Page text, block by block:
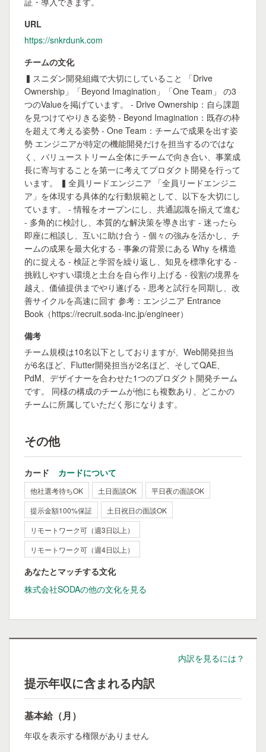
URL
https://snkrdunk.com
チームの文化
▍スニダン開発組織で大切にしていること 「Drive
Ownership」「Beyond Imagination」「One Team」 の3
つのValueを掲げています。 - Drive Ownership：自ら課題
を見つけてやりきる姿勢 - Beyond Imagination：既存の枠
を超えて考える姿勢 - One Team：チームで成果を出す姿
勢 エンジニアが特定の機能開発だけを担当するのではな
く、バリューストリーム全体にチームで向き合い、事業成
長に寄与することを第一に考えてプロダクト開発を行って
います。 ▍全員リードエンジニア 「全員リードエンジニ
ア」を体現する具体的な行動規範として、以下を大切にし
ています。 - 情報をオープンにし、共通認識を揃えて進む
- 多角的に検討し、本質的な解決策を導き出す - 迷ったら
即座に相談し、互いに助け合う - 個々の強みを活かし、チ
ームの成果を最大化する - 事象の背景にある Why を構造
的に捉える - 検証と学習を繰り返し、知見を標準化する -
挑戦しやすい環境と土台を自ら作り上げる - 役割の境界を
越え、価値提供までやり遂げる - 思考と試行を同期し、改
善サイクルを高速に回す 参考：エンジニア Entrance
Book（https://recruit.soda-inc.jp/engineer）
備考
チーム規模は10名以下としておりますが、Web開発担当
が6名ほど、Flutter開発担当が2名ほど、そしてQAE、
PdM、デザイナーを合わせた1つのプロダクト開発チーム
です。 同様の構成のチームが他にも複数あり、どこかの
チームに所属していただく形になります。
その他
カード カードについて
他社選考待ちOK 土日面談OK
平日夜の面談OK
提示金額100%保証
土日祝日の面談OK
リモートワーク可（週3日以上）
リモートワーク可（週4日以上）
あなたとマッチする文化
株式会社SODAの他の文化を見る
内訳を見るには？
提示年収に含まれる内訳
基本給（月）
年収を表示する権限がありません